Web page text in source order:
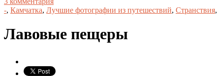
-, Камчатка, Лучшие фотографии из путешествий, Странствия,
Лавовые пещеры